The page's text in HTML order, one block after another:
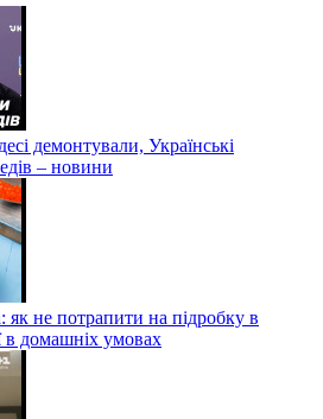
демонтували, Українські
– новини
як не потрапити на підробку в
в домашніх умовах